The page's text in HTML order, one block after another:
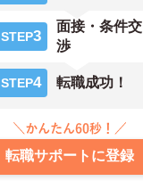
STEP3
面接・条件交
渉
STEP4 転職成功！
転職サポートに登録